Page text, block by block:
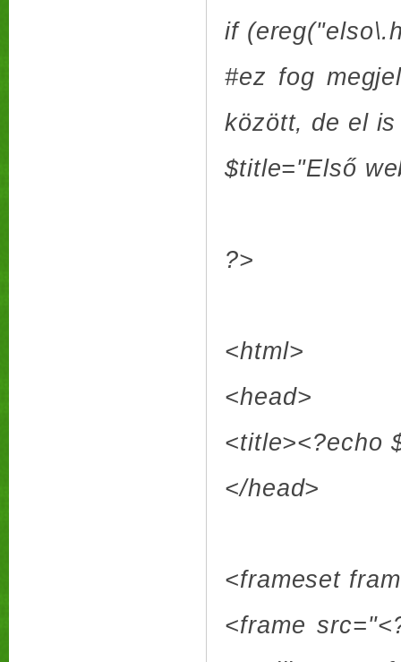
if
#ez fog
között, de el
$title="Első
?>
<html>
<head>
<title><?echo
</head>
<frameset
<frame